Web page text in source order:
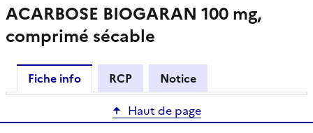
ACARBOSE BIOGARAN 100 mg,
comprimé sécable
Fiche info RCP
Notice
Haut de page